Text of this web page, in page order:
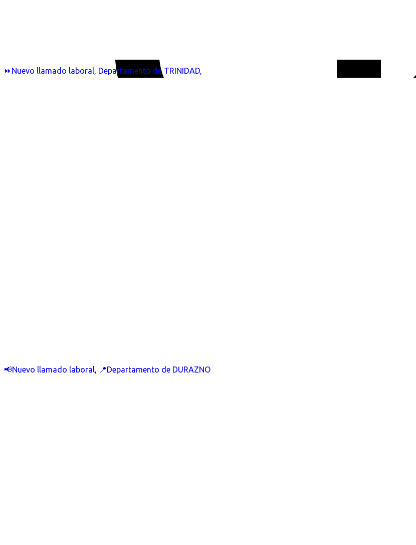
⏩Nuevo llamado laboral, Departamento de TRINIDAD,
📢Nuevo llamado laboral, 📍Departamento de DURAZNO